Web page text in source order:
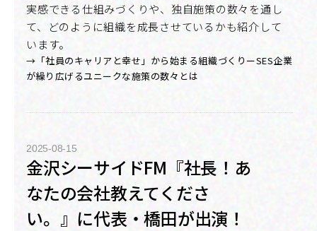
実感できる仕組みづくりや、独自施策の数々を通し
て、どのように組織を成長させているかも紹介して
います。
→「社員のキャリアと幸せ」から始まる組織づくりーSES企業
が繰り広げるユニークな施策の数々とは
2025-08-15
金沢シーサイドFM『社長！あ
なたの会社教えてくださ
い。』に代表・橋田が出演！